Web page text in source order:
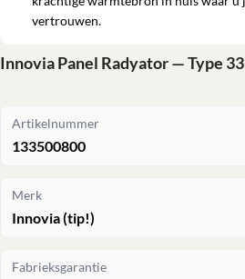
vertrouwen.
Innovia Panel Radyator — Type 33
Artikelnummer
133500800
Merk
Innovia (tip!)
Fabrieksgarantie